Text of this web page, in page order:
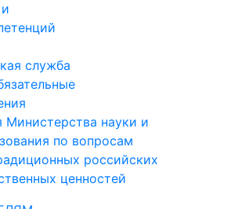
служба
Министерства науки и
по вопросам
российских
ценностей